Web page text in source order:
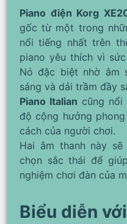
Piano điện Korg
gốc từ một trong
nổi tiếng nhất trên
piano yêu thích vì
Nó đặc biệt nhờ âm
sáng và dải trầm đầy
Piano Italian cũng
độ cộng hưởng
cách của người chơi.
Hai âm thanh này
chọn sắc thái để
nghiệm chơi đàn của
Biểu diễn